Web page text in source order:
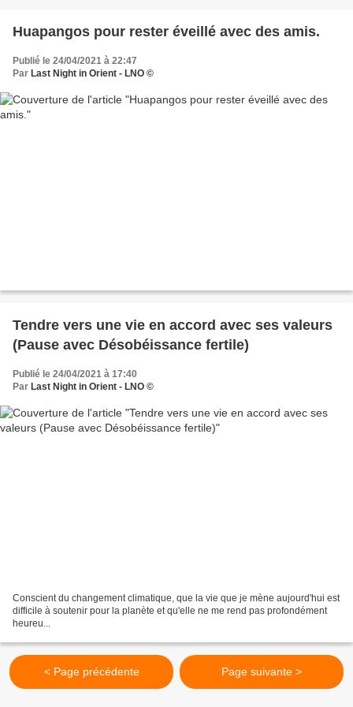
Huapangos pour rester éveillé avec des amis.
Publié le 24/04/2021 à 22:47
Par Last Night in Orient - LNO ©
Tendre vers une vie en accord avec ses valeurs
(Pause avec Désobéissance fertile)
Publié le 24/04/2021 à 17:40
Par Last Night in Orient - LNO ©
Conscient du changement climatique, que la vie que je mène aujourd'hui est
difficile à soutenir pour la planète et qu'elle ne me rend pas profondément
heureu...
< Page précédente Page suivante >